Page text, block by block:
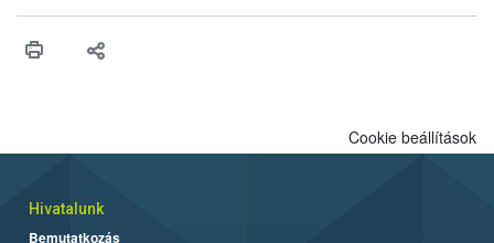
természet védelme érdekében is kiemelt jelentőségű.
Cookie beállítások
Hivatalunk
Bemutatkozás